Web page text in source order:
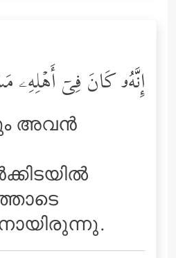
إِنَّهُۥ كَانَ فِیۤ أَهۡلِهِۦ
അവന്‍